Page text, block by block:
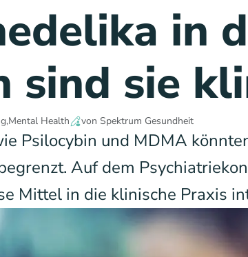
in
sind sie
Mental Health von Spektrum Gesundheit
Psilocybin und MDMA
Auf dem
Mittel in die klinische Praxis